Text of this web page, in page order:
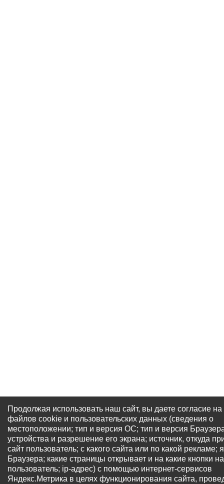
Продолжая использовать наш сайт, вы даете согласие на
файлов cookie и пользовательских данных (сведения о
местоположении; тип и версия ОС; тип и версия
устройства и разрешение его экрана; источник, откуда
сайт пользователь; с какого сайта или по какой рекламе;
Браузера; какие страницы открывает и на какие кнопки
пользователь; ip-адрес) с помощью интернет-сервисов
Яндекс.Метрика в целях функционирования сайта,